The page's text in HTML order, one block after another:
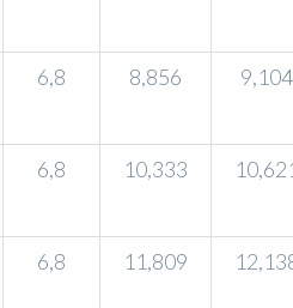
6,8 8,856 9,104
6,8 10,333
6,8 11,809